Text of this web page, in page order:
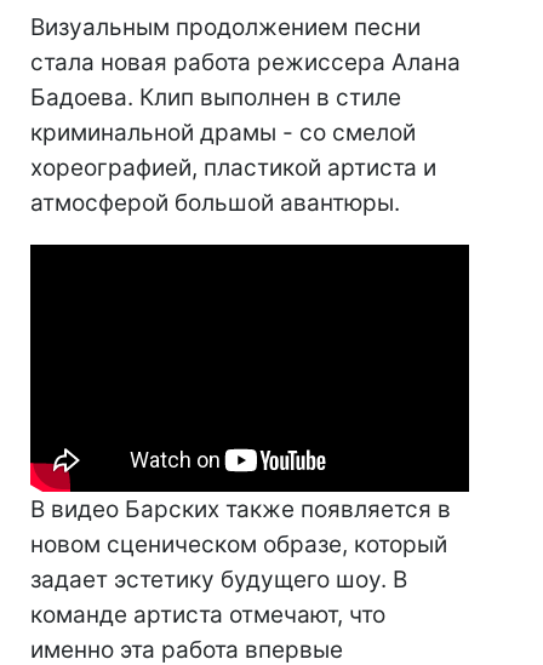
Визуальным продолжением песни
стала новая работа режиссера Алана
Бадоева. Клип выполнен в стиле
криминальной драмы - со смелой
хореографией, пластикой артиста и
атмосферой большой авантюры.
В видео Барских также появляется в
новом сценическом образе, который
задает эстетику будущего шоу. В
команде артиста отмечают, что
именно эта работа впервые